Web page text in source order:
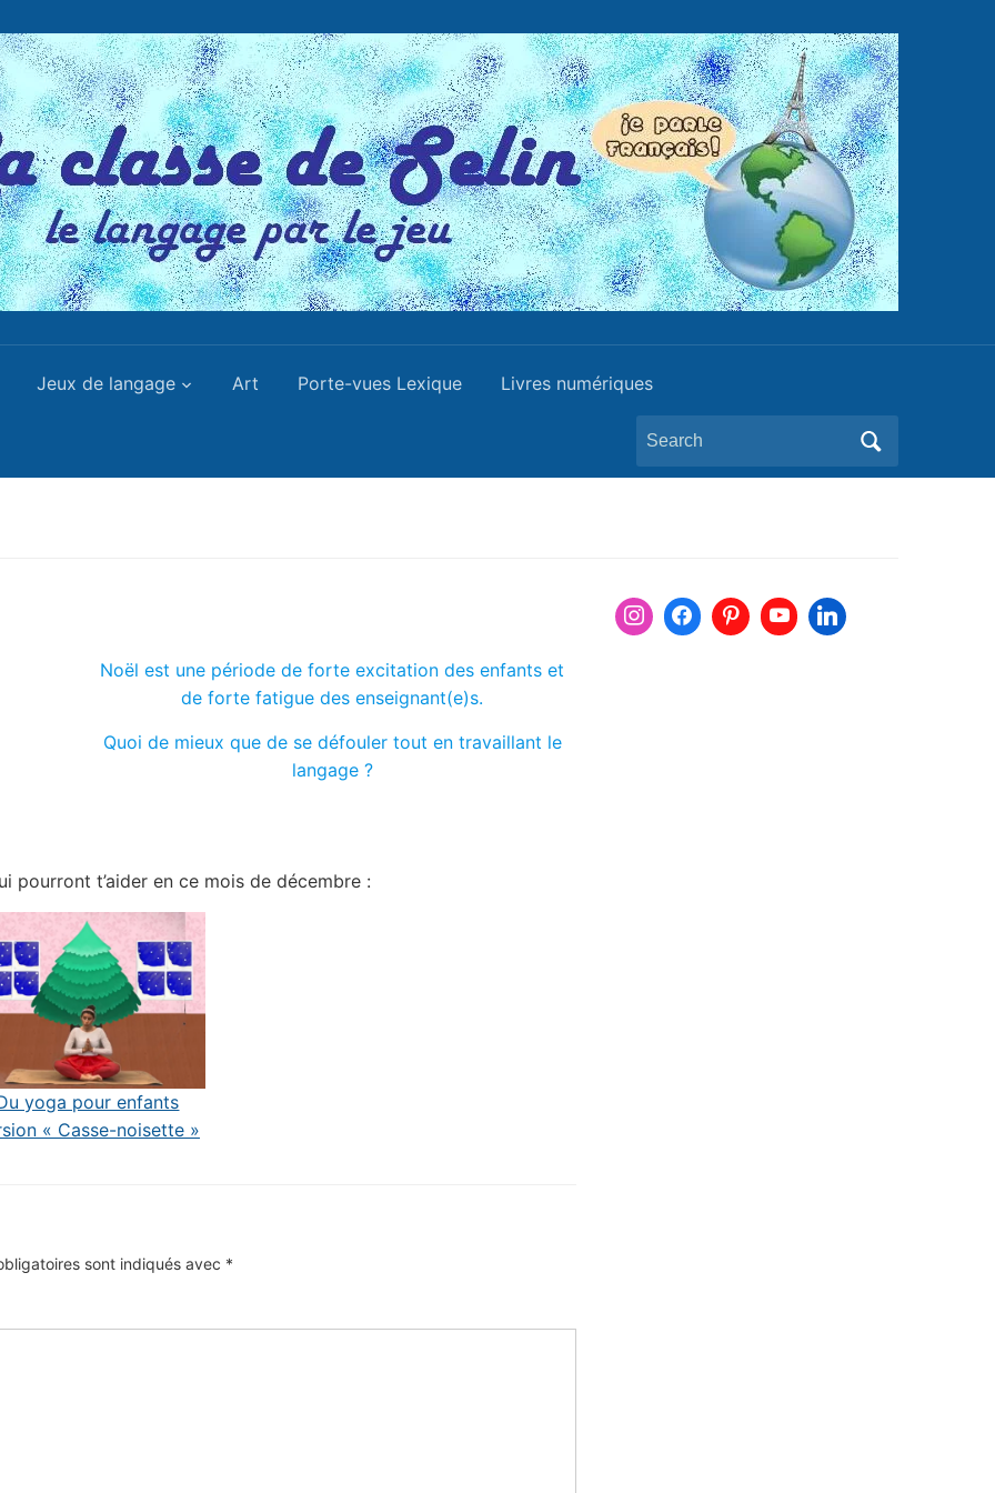
Jeux de langage Art Porte-vues Lexique Livres numériques
Search
for:
Noël est une période de forte excitation des enfants et
de forte fatigue des enseignant(e)s.
Quoi de mieux que de se défouler tout en travaillant le
langage ?
pourront t’aider en ce mois de décembre :
yoga pour enfants
« Casse-noisette »
sont indiqués avec *